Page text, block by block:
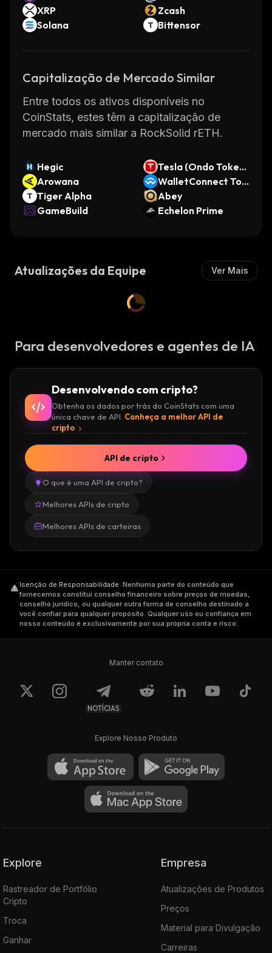
XRP
Zcash
Solana
Bittensor
Capitalização de Mercado Similar
Entre todos os ativos disponíveis no
CoinStats, estes têm a capitalização de
mercado mais similar a RockSolid rETH.
Hegic
Tesla (Ondo Tokeni
zed Stock)
Arowana
WalletConnect Tok
en
Tiger Alpha
Abey
GameBuild
Echelon Prime
Atualizações da Equipe Ver Mais
Para desenvolvedores e agentes de IA
Desenvolvendo com cripto?
Obtenha os dados por trás do CoinStats com uma
única chave de API. Conheça a melhor API de
cripto
O que é uma API de cripto?
Melhores APIs de cripto
Melhores APIs de carteiras
API de cripto
Isenção de Responsabilidade. Nenhuma parte do conteúdo que
fornecemos constitui conselho financeiro sobre preços de moedas,
conselho jurídico, ou qualquer outra forma de conselho destinado a
você confiar para qualquer propósito. Qualquer uso ou confiança em
nosso conteúdo é exclusivamente por sua própria conta e risco.
Manter contato
NOTÍCIAS
Explore Nosso Produto
Explore
Rastreador de Portfólio
Cripto
Troca
Ganhar
Empresa
Atualizações de Produtos
Preços
Material para Divulgação
Carreiras